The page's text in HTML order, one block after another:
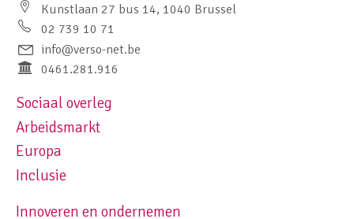
Kunstlaan 27 bus 14, 1040 Brussel
02 739 10 71
info@verso-net.be
0461.281.916
Footer navigation left
Sociaal overleg
Arbeidsmarkt
Europa
Inclusie
Innoveren en ondernemen